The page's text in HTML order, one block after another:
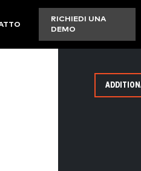
RICHIEDI UNA
DEMO